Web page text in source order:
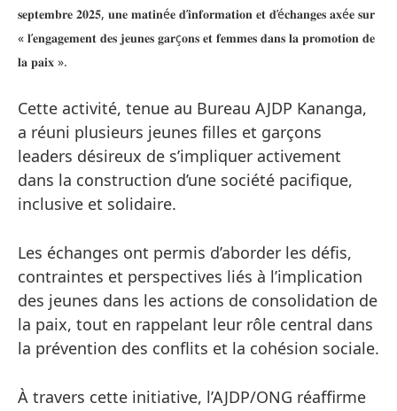
𝐬𝐞𝐩𝐭𝐞𝐦𝐛𝐫𝐞 𝟐𝟎𝟐𝟓, 𝐮𝐧𝐞 𝐦𝐚𝐭𝐢𝐧é𝐞 𝐝’𝐢𝐧𝐟𝐨𝐫𝐦𝐚𝐭𝐢𝐨𝐧 𝐞𝐭 𝐝’é𝐜𝐡𝐚𝐧𝐠𝐞𝐬 𝐚𝐱é𝐞 𝐬𝐮𝐫
« 𝐥’𝐞𝐧𝐠𝐚𝐠𝐞𝐦𝐞𝐧𝐭 𝐝𝐞𝐬 𝐣𝐞𝐮𝐧𝐞𝐬 𝐠𝐚𝐫ç𝐨𝐧𝐬 𝐞𝐭 𝐟𝐞𝐦𝐦𝐞𝐬 𝐝𝐚𝐧𝐬 𝐥𝐚 𝐩𝐫𝐨𝐦𝐨𝐭𝐢𝐨𝐧 𝐝𝐞
𝐥𝐚 𝐩𝐚𝐢𝐱 ».
Cette activité, tenue au Bureau AJDP Kananga,
a réuni plusieurs jeunes filles et garçons
leaders désireux de s’impliquer activement
dans la construction d’une société pacifique,
inclusive et solidaire.
Les échanges ont permis d’aborder les défis,
contraintes et perspectives liés à l’implication
des jeunes dans les actions de consolidation de
la paix, tout en rappelant leur rôle central dans
la prévention des conflits et la cohésion sociale.
À travers cette initiative, l’AJDP/ONG réaffirme